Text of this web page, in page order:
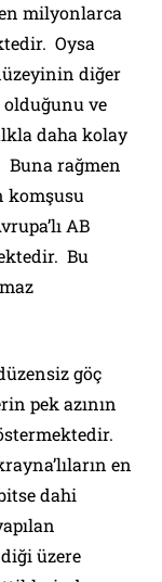
milyonlarca
Oysa
diğer
ve
daha kolay
rağmen
komşusu
AB
Bu
göç
pek azının
en
dahi
üzere